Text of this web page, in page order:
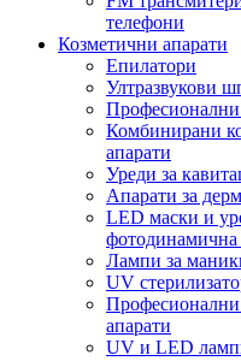
телефони
Козметични апарати
Епилатори
Ултразвукови
Професионални
Комбинирани
апарати
Уреди за
Апарати за
LED маски и
фотодинамична
Лампи за
UV
Професионални
апарати
UV и LED